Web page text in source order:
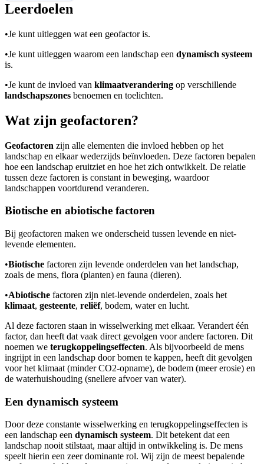
Leerdoelen
•Je kunt uitleggen wat een geofactor is.
•Je kunt uitleggen waarom een landschap een dynamisch systeem
is.
•Je kunt de invloed van klimaatverandering op verschillende
landschapszones benoemen en toelichten.
Wat zijn geofactoren?
Geofactoren zijn alle elementen die invloed hebben op het
landschap en elkaar wederzijds beïnvloeden. Deze factoren bepalen
hoe een landschap eruitziet en hoe het zich ontwikkelt. De relatie
tussen deze factoren is constant in beweging, waardoor
landschappen voortdurend veranderen.
Biotische en abiotische factoren
Bij geofactoren maken we onderscheid tussen levende en niet-
levende elementen.
•Biotische factoren zijn levende onderdelen van het landschap,
zoals de mens, flora (planten) en fauna (dieren).
•Abiotische factoren zijn niet-levende onderdelen, zoals het
klimaat, gesteente, reliëf, bodem, water en lucht.
Al deze factoren staan in wisselwerking met elkaar. Verandert één
factor, dan heeft dat vaak direct gevolgen voor andere factoren. Dit
noemen we terugkoppelingseffecten. Als bijvoorbeeld de mens
ingrijpt in een landschap door bomen te kappen, heeft dit gevolgen
voor het klimaat (minder CO2-opname), de bodem (meer erosie) en
de waterhuishouding (snellere afvoer van water).
Een dynamisch systeem
Door deze constante wisselwerking en terugkoppelingseffecten is
een landschap een dynamisch systeem. Dit betekent dat een
landschap nooit stilstaat, maar altijd in ontwikkeling is. De mens
speelt hierin een zeer dominante rol. Wij zijn de meest bepalende